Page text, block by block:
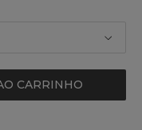
CARRINHO